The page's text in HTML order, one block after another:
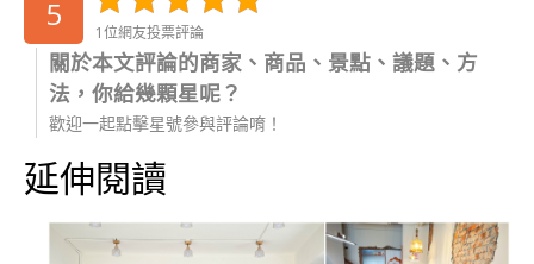
5 1位網友投票評論
關於本文評論的商家、商品、景點、議題、方
法，你給幾顆星呢？
歡迎一起點擊星號參與評論唷！
延伸閱讀